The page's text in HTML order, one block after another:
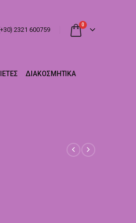
2321 600759
0
ΔΙΑΚΟΣΜΗΤΙΚΆ